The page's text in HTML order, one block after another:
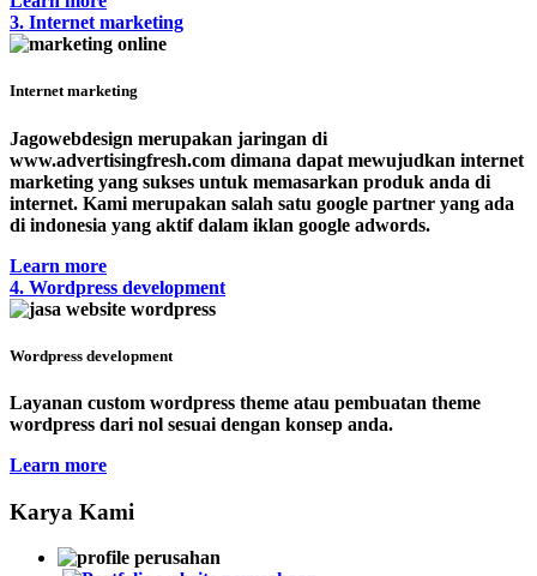
3. Internet marketing
Internet marketing
Jagowebdesign merupakan jaringan di
www.advertisingfresh.com dimana dapat mewujudkan internet
marketing yang sukses untuk memasarkan produk anda di
internet. Kami merupakan salah satu google partner yang ada
di indonesia yang aktif dalam iklan google adwords.
Learn more
4. Wordpress development
Wordpress development
Layanan custom wordpress theme atau pembuatan theme
wordpress dari nol sesuai dengan konsep anda.
Learn more
Karya Kami